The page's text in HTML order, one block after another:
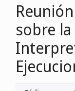
sobre